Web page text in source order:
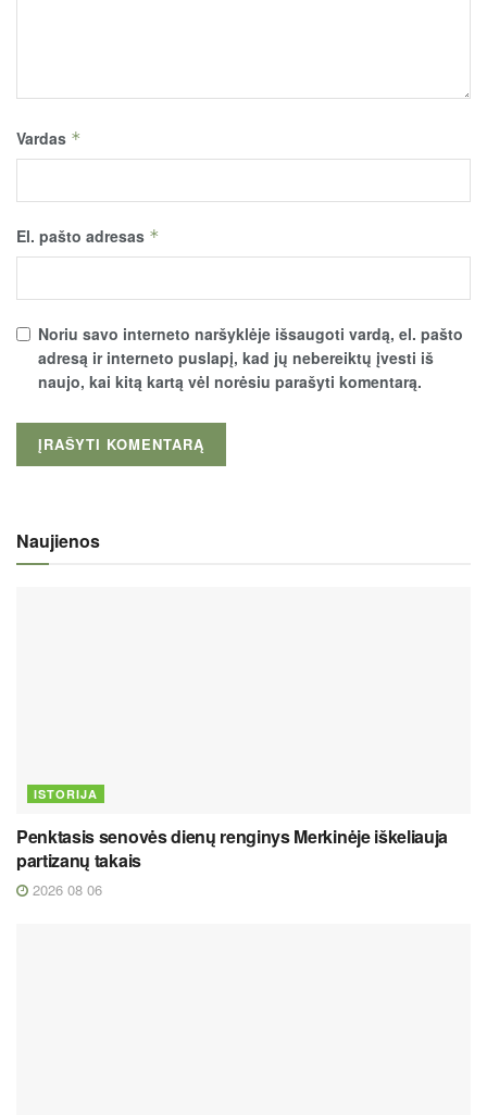
Vardas *
El. pašto adresas *
Noriu savo interneto naršyklėje išsaugoti vardą, el. pašto
adresą ir interneto puslapį, kad jų nebereiktų įvesti iš
naujo, kai kitą kartą vėl norėsiu parašyti komentarą.
Naujienos
ISTORIJA
Penktasis senovės dienų renginys Merkinėje iškeliauja
partizanų takais
2026 08 06